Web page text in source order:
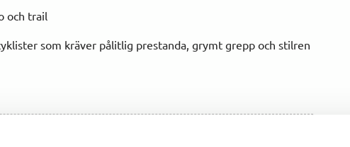
och trail
som kräver pålitlig prestanda, grymt grepp och stilren